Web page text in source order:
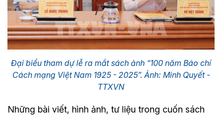
Đại biểu tham dự lễ ra mắt sách ảnh “100 năm Báo chí
Cách mạng Việt Nam 1925 - 2025”. Ảnh: Minh Quyết -
TTXVN
Những bài viết, hình ảnh, tư liệu trong cuốn sách